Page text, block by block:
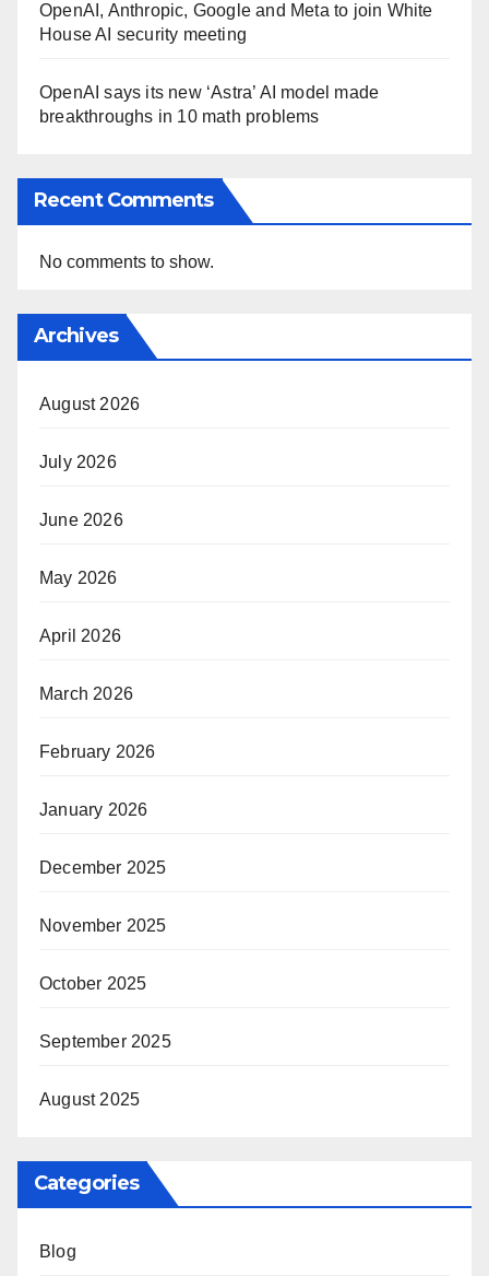
OpenAI, Anthropic, Google and Meta to join White
House AI security meeting
OpenAI says its new ‘Astra’ AI model made
breakthroughs in 10 math problems
Recent Comments
No comments to show.
Archives
August 2026
July 2026
June 2026
May 2026
April 2026
March 2026
February 2026
January 2026
December 2025
November 2025
October 2025
September 2025
August 2025
Categories
Blog